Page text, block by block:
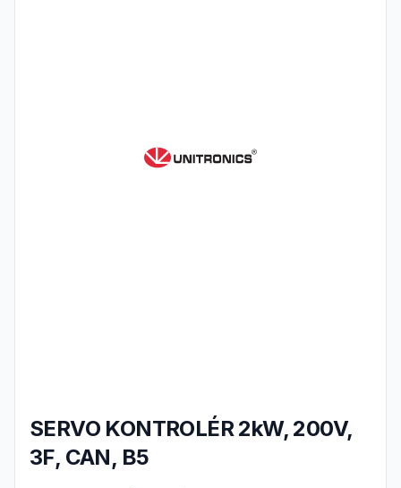
SERVO KONTROLÉR 2kW, 200V,
3F, CAN, B5